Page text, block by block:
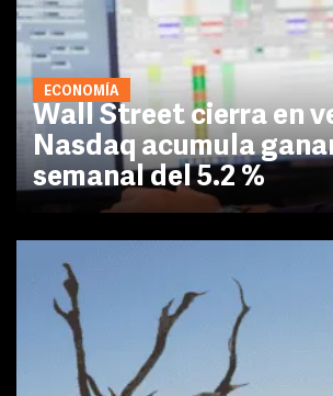
ECONOMÍA
Wall Street cierra en
Nasdaq acumula
semanal del 5.2 %